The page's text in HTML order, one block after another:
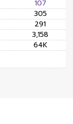
107
305
291
3,158
64K